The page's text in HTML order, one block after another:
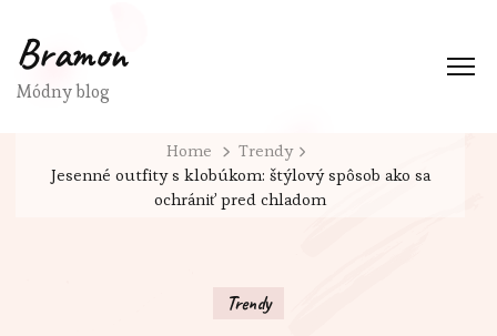
Bramon
Módny blog
Home
Trendy
Jesenné outfity s klobúkom: štýlový spôsob ako sa
ochrániť pred chladom
Trendy